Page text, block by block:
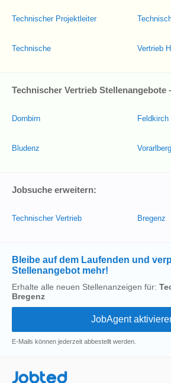
Technischer Projektleiter
Technische Vertrieb
Technischer Vertrieb Stellenangebote
Dornbirn
Bludenz
Feldkirch
Vorarlberg
Jobsuche erweitern:
Technischer Vertrieb Bregenz
Bleibe auf dem Laufenden und
Stellenangebot mehr!
Erhalte alle neuen Stellenanzeigen für:
Bregenz
E-Mails können jederzeit abbestellt werden.
Jobted